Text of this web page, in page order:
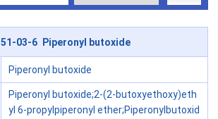
51-03-6 Piperonyl butoxide
Piperonyl butoxide
Piperonyl butoxide;2-(2-butoxyethoxy)eth
yl 6-propylpiperonyl ether;Piperonylbutoxid